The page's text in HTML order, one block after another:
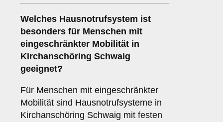
Welches Hausnotrufsystem ist
besonders für Menschen mit
eingeschränkter Mobilität in
Kirchanschöring Schwaig
geeignet?
Für Menschen mit eingeschränkter
Mobilität sind Hausnotrufsysteme in
Kirchanschöring Schwaig mit festen